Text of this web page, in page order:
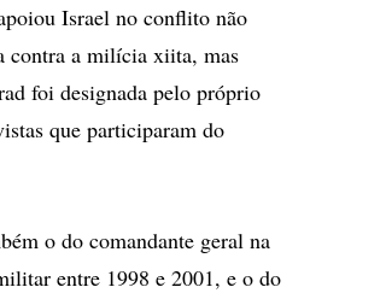
Israel no conflito não
contra a milícia xiita, mas
foi designada pelo próprio
que participaram do
o do comandante geral na
entre 1998 e 2001, e o do